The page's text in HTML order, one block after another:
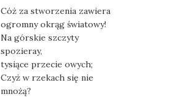
Cóż za stworzenia zawiera
ogromny okrąg światowy!
Na górskie szczyty
spozieray,
tysiące przecie owych;
Czyż w rzekach się nie
mnożą?